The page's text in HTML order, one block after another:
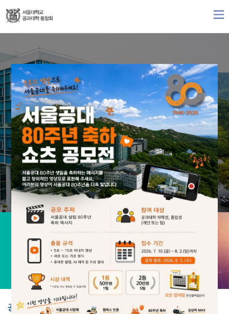
공지사항 더보기